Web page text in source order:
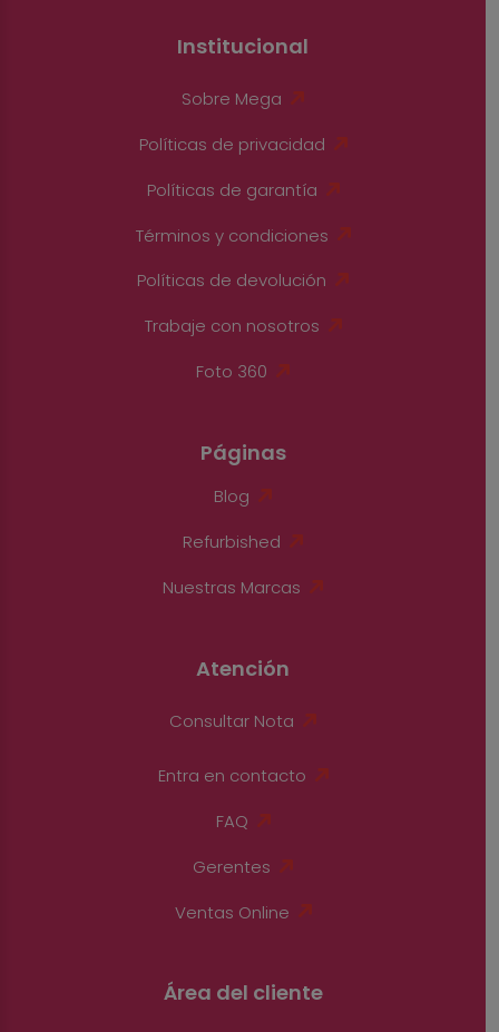
Institucional
Sobre Mega
Políticas de privacidad
Políticas de garantía
Términos y condiciones
Políticas de devolución
Trabaje con nosotros
Foto 360
Páginas
Blog
Refurbished
Nuestras Marcas
Atención
Consultar Nota
Entra en contacto
FAQ
Gerentes
Ventas Online
Área del cliente